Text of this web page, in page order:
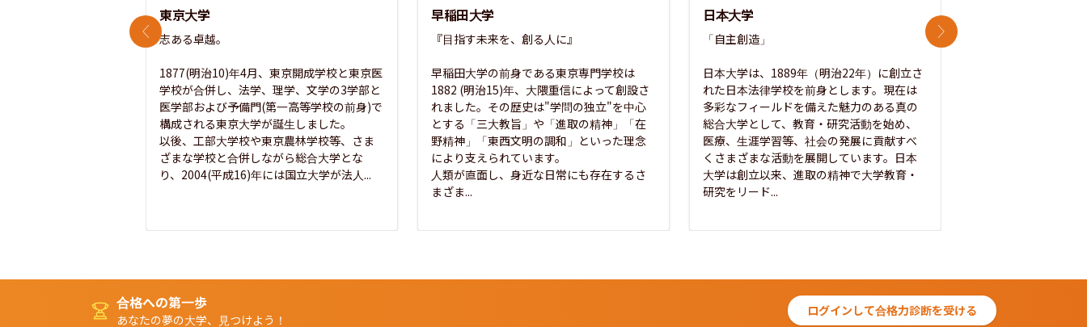
東京大学
志ある卓越。
1877(明治10)年4月、東京開成学校と東京医
学校が合併し、法学、理学、文学の3学部と
医学部および予備門(第一高等学校の前身)で
構成される東京大学が誕生しました。
以後、工部大学校や東京農林学校等、さま
ざまな学校と合併しながら総合大学とな
り、2004(平成16)年には国立大学が法人...
早稲田大学
『目指す未来を、創る人に』
早稲田大学の前身である東京専門学校は
1882 (明治15)年、大隈重信によって創設さ
れました。その歴史は"学問の独立"を中心
とする「三大教旨」や「進取の精神」「在
野精神」「東西文明の調和」といった理念
により支えられています。
人類が直面し、身近な日常にも存在するさ
まざま...
日本大学
「自主創造」
日本大学は、1889年（明治22年）に創立さ
れた日本法律学校を前身とします。現在は
多彩なフィールドを備えた魅力のある真の
総合大学として、教育・研究活動を始め、
医療、生涯学習等、社会の発展に貢献すべ
くさまざまな活動を展開しています。日本
大学は創立以来、進取の精神で大学教育・
研究をリード...
前のスライド 次のスライド
合格への第一歩
あなたの夢の大学、見つけよう！
ログインして合格力診断を受ける